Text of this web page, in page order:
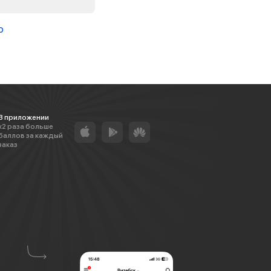
приложении
раза больше
за каждый